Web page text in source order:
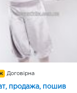
Договірна
продажа, пошив